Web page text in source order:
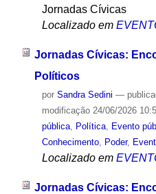
Jornadas Cívicas
Localizado em
Jornadas Cívicas:
Políticos
por Sandra Sedini —
modificação24/06/2026
pública, Política, Evento
Conhecimento, Poder,
Localizado em
Jornadas Cívicas: